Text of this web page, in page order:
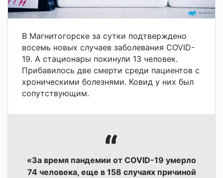
В Магнитогорске за сутки подтверждено
восемь новых случаев заболевания COVID-
19. А стационары покинули 13 человек.
Прибавилось две смерти среди пациентов с
хроническими болезнями. Ковид у них был
сопутствующим.
«За время пандемии от COVID-19 умерло
74 человека, еще в 158 случаях причиной